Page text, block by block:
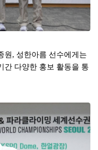
원, 성한아름 선수에게는
간 다양한 홍보 활동을 통